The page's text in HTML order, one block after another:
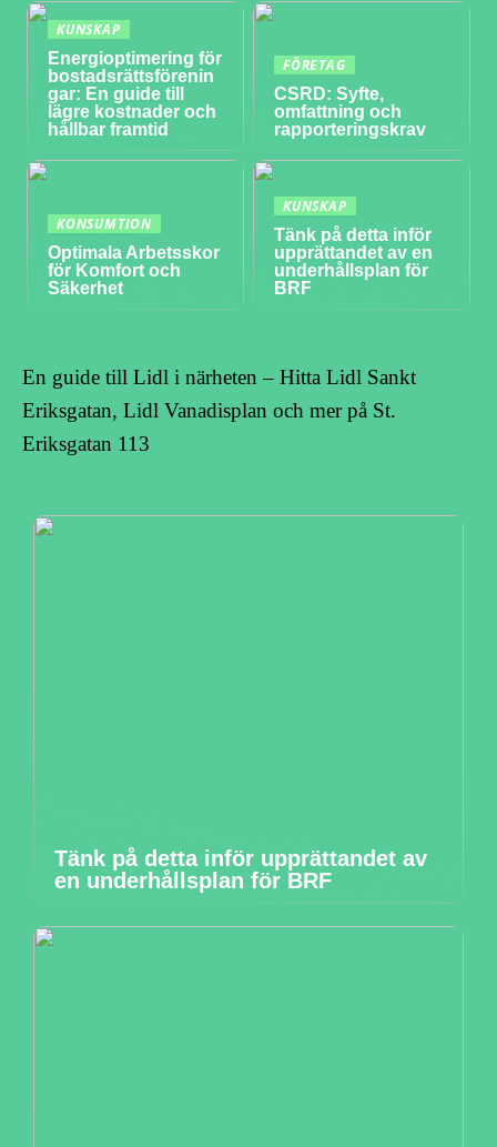
KUNSKAP
Energioptimering för
bostadsrättsförenin
gar: En guide till
lägre kostnader och
hållbar framtid
FÖRETAG
CSRD: Syfte,
omfattning och
rapporteringskrav
KONSUMTION
Optimala Arbetsskor
för Komfort och
Säkerhet
KUNSKAP
Tänk på detta inför
upprättandet av en
underhållsplan för
BRF
En guide till Lidl i närheten – Hitta Lidl Sankt
Eriksgatan, Lidl Vanadisplan och mer på St.
Eriksgatan 113
Tänk på detta inför upprättandet av
en underhållsplan för BRF